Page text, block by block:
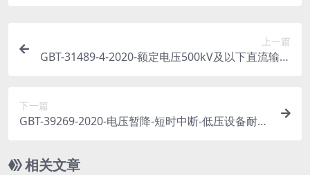
上一篇
GBT-31489-4-2020-额定电压500kV及以下直流输电
下一篇
GBT-39269-2020-电压暂降-短时中断-低压设备耐受
相关文章